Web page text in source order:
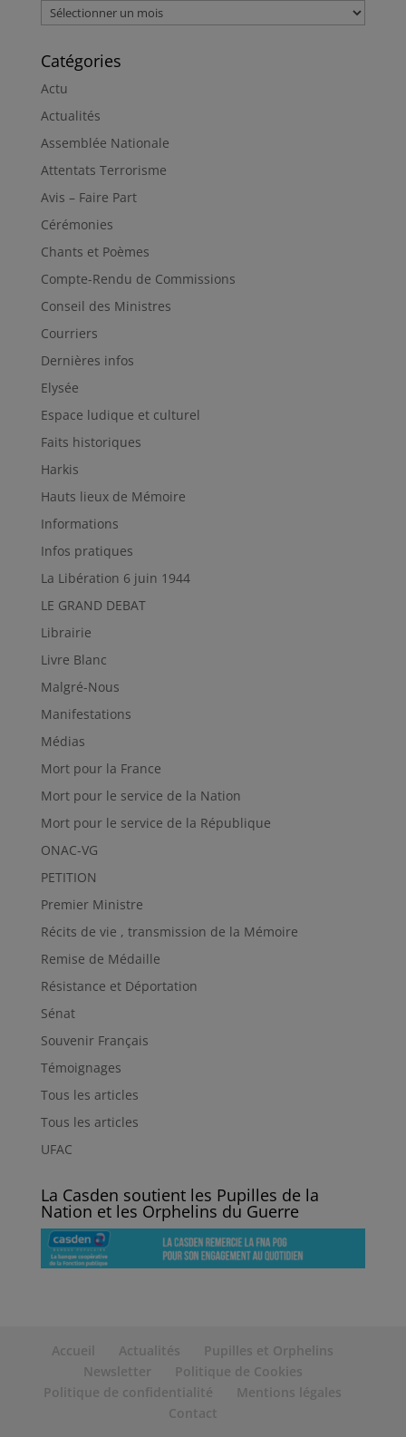
Archives
Catégories
Actu
Actualités
Assemblée Nationale
Attentats Terrorisme
Avis – Faire Part
Cérémonies
Chants et Poèmes
Compte-Rendu de Commissions
Conseil des Ministres
Courriers
Dernières infos
Elysée
Espace ludique et culturel
Faits historiques
Harkis
Hauts lieux de Mémoire
Informations
Infos pratiques
La Libération 6 juin 1944
LE GRAND DEBAT
Librairie
Livre Blanc
Malgré-Nous
Manifestations
Médias
Mort pour la France
Mort pour le service de la Nation
Mort pour le service de la République
ONAC-VG
PETITION
Premier Ministre
Récits de vie , transmission de la Mémoire
Remise de Médaille
Résistance et Déportation
Sénat
Souvenir Français
Témoignages
Tous les articles
Tous les articles
UFAC
La Casden soutient les Pupilles de la
Nation et les Orphelins du Guerre
Accueil Actualités
Pupilles et Orphelins
Newsletter
Politique de Cookies
Politique de confidentialité
Mentions légales
Contact